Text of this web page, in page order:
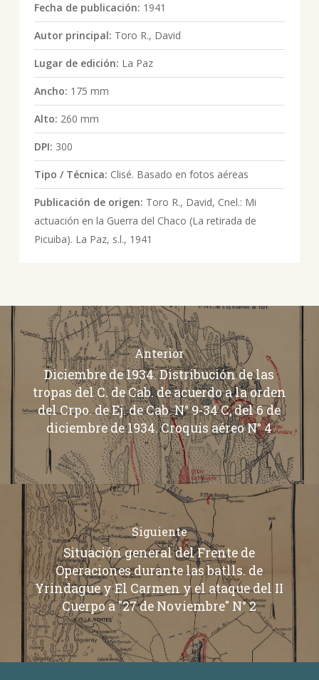
Fecha de publicación: 1941
Autor principal: Toro R., David
Lugar de edición: La Paz
Ancho: 175 mm
Alto: 260 mm
DPI: 300
Tipo / Técnica: Clisé. Basado en fotos aéreas
Publicación de origen: Toro R., David, Cnel.: Mi
actuación en la Guerra del Chaco (La retirada de
Picuiba). La Paz, s.l., 1941
Anterior
Diciembre de 1934. Distribución de las
tropas del C. de Cab. de acuerdo a la orden
del Crpo. de Ej. de Cab. N° 9-34 C, del 6 de
diciembre de 1934. Croquis aéreo N° 4
Siguiente
Situación general del Frente de
Operaciones durante las batlls. de
Yrindague y El Carmen y el ataque del II
Cuerpo a "27 de Noviembre" N° 2